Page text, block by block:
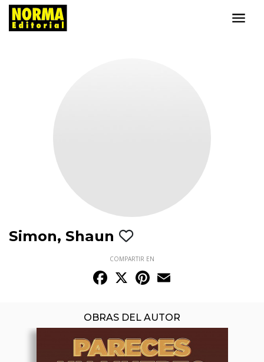
Simon, Shaun
COMPARTIR EN
Facebook
X Pinterest
OBRAS DEL AUTOR